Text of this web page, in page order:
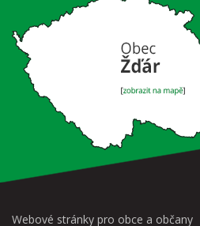
Webové stránky pro obce a občany